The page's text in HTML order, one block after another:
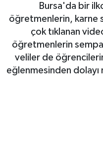
Bursa'da bir
öğretmenlerin, karne
çok tıklanan
öğretmenlerin
veliler de
eğlenmesinden dolayı
Gizlilik İlkeleri -
Güncel
Gündem